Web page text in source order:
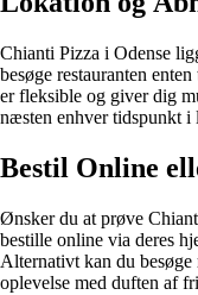
Chianti Pizza i Odense
besøge restauranten
er fleksible og giver dig
næsten enhver tidspunkt i
Bestil Online
Ønsker du at prøve
bestille online via deres
Alternativt kan du
oplevelse med duften af